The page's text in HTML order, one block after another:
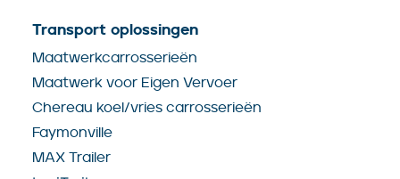
Transport oplossingen
Maatwerkcarrosserieën
Maatwerk voor Eigen Vervoer
Chereau koel/vries carrosserieën
Faymonville
MAX Trailer